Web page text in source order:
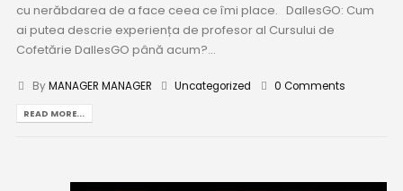
cu nerăbdarea de a face ceea ce îmi place. DallesGO: Cum
ai putea descrie experiența de profesor al Cursului de
Cofetărie DallesGO până acum?...
ByMANAGER MANAGER Uncategorized 0 Comments
READ MORE...